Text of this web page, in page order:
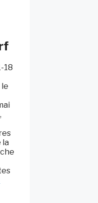
18
la